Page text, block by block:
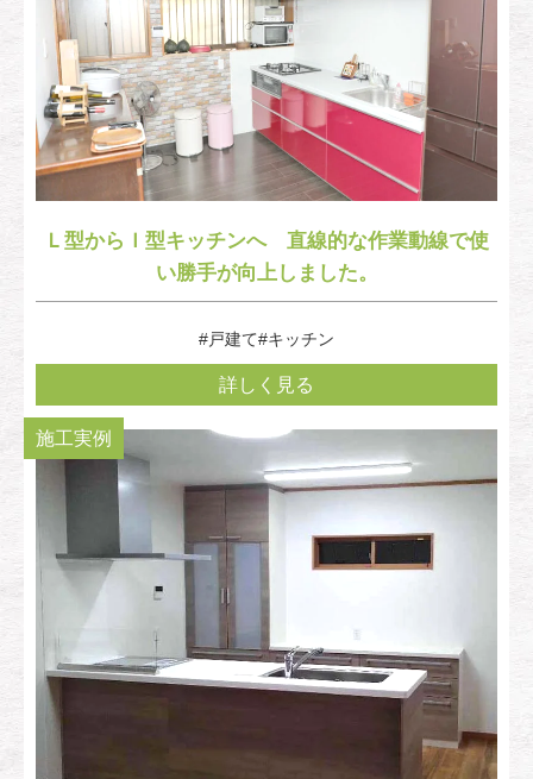
Ｌ型からＩ型キッチンへ 直線的な作業動線で使
い勝手が向上しました。
#戸建て#キッチン
詳しく見る
施工実例